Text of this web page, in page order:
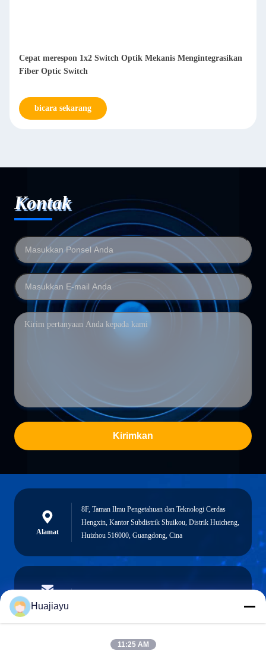
Cepat merespon 1x2 Switch Optik Mekanis Mengintegrasikan
Fiber Optic Switch
bicara sekarang
Kontak
Kirimkan
Alamat
8F, Taman Ilmu Pengetahuan dan Teknologi Cerdas
Hengxin, Kantor Subdistrik Shuikou, Distrik Huicheng,
Huizhou 516000, Guangdong, Cina
E-mail
Huajiayu
11:25 AM